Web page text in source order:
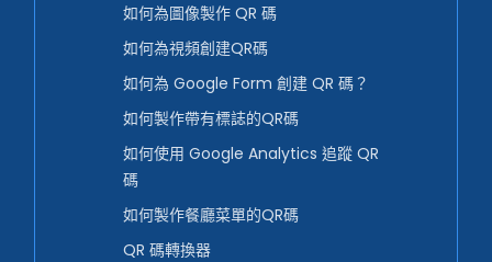
如何為圖像製作 QR 碼
如何為視頻創建QR碼
如何為 Google Form 創建 QR 碼？
如何製作帶有標誌的QR碼
如何使用 Google Analytics 追蹤 QR
碼
如何製作餐廳菜單的QR碼
QR 碼轉換器